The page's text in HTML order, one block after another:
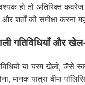
हो तो अतिरिक्त
शर्तों की समीक्षा करना
गतिविधियाँ और
या चरम खेलों, जैसे
मानक यात्रा बीमा